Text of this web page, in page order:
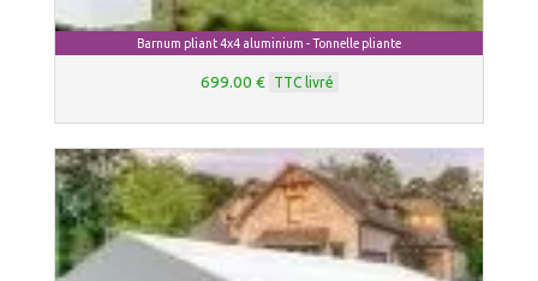
Barnum pliant 4x4 aluminium - Tonnelle pliante
699.00 € TTC livré